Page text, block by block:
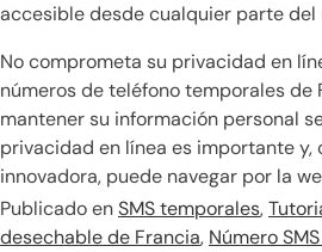
accesible desde cualquier parte del
No comprometa su privacidad en
números de teléfono temporales de
mantener su información personal
privacidad en línea es importante y,
innovadora, puede navegar por la
Publicado enSMS temporales,
desechable de Francia, Número